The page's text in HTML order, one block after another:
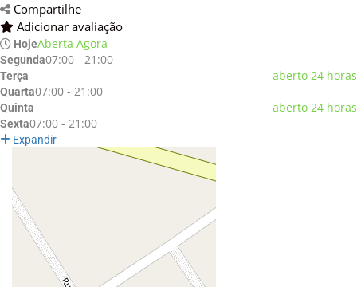
Compartilhe
Adicionar avaliação
HojeAberta Agora
Segunda07:00 - 21:00
Terça aberto 24 horas
Quarta07:00 - 21:00
Quinta aberto 24 horas
Sexta07:00 - 21:00
Expandir